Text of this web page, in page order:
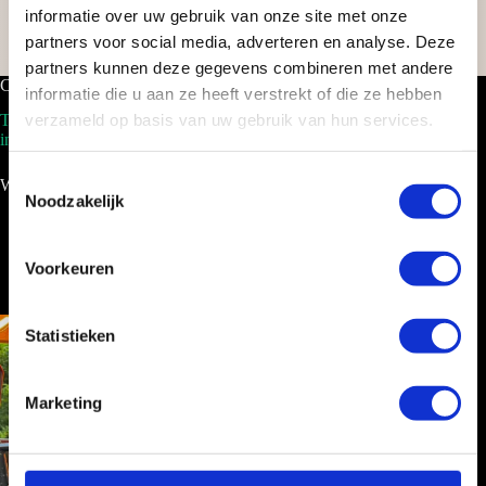
informatie over uw gebruik van onze site met onze
partners voor social media, adverteren en analyse. Deze
partners kunnen deze gegevens combineren met andere
informatie die u aan ze heeft verstrekt of die ze hebben
verzameld op basis van uw gebruik van hun services.
T
m
i
n
g
s
Noodzakelijk
Voorkeuren
Statistieken
Marketing
Cocktailbar.nl
Tel. 088-2035100
info@cocktailbar.nl
Wij werken landelijk!